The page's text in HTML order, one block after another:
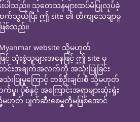
ါသည်။ သုတေသနများထပ်မံပြုလုပ်ခဲ့
က်သွယ်ပြီး ဤ site ၏ တိကျသေချာမှု
စ်သည်။
Myanmar website သို့မဟုတ်
င့် သုံးစွဲသူများအနေဖြင့် ဤ site မှ
င်းအချက်အလက်ကို အသုံးပြုခြင်း
ပြုမှုကြောင့် တစ်ဦးချင်းစီ သို့မဟုတ်
မှု၊ ပုံစံနှင့် အကြောင်းအရာများဆုံးရှုံး
သို့မဟုတ် ပျက်ဆီးစေမှုတို့မဖြစ်အောင်